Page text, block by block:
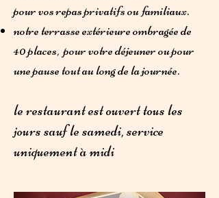
pour vos repas privatifs ou familiaux.
notre terrasse extérieure ombragée de
40 places, pour votre déjeuner ou pour
une pause tout au long de la journée.
le restaurant est ouvert tous les
jours sauf le samedi, service
uniquement à midi